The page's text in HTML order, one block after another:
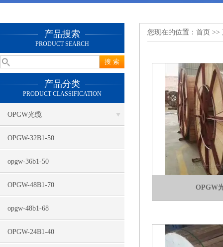
产品搜索
PRODUCT SEARCH
产品分类
PRODUCT CLASSIFICATION
OPGW光缆
OPGW-32B1-50
opgw-36b1-50
OPGW-48B1-70
opgw-48b1-68
OPGW-24B1-40
您现在的位置： 首页 >>
OPGW